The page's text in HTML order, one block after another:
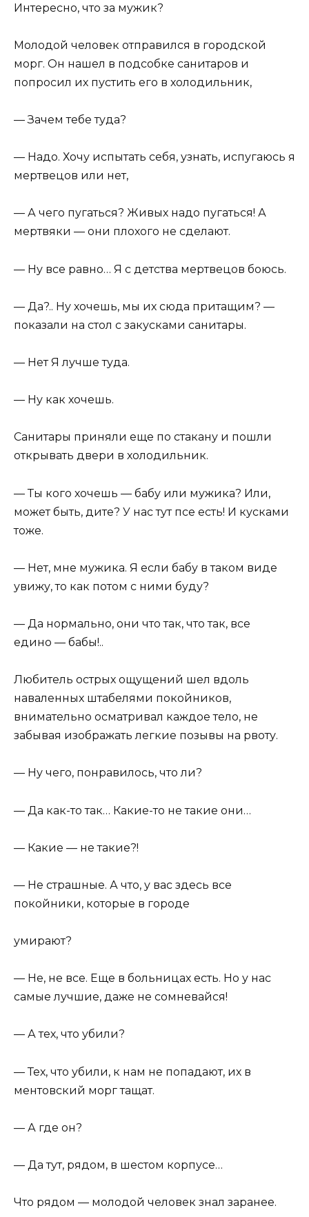
Интересно, что за мужик?
Молодой человек отправился в городской
морг. Он нашел в подсобке санитаров и
попросил их пустить его в холодильник,
— Зачем тебе туда?
— Надо. Хочу испытать себя, узнать, испугаюсь я
мертвецов или нет,
— А чего пугаться? Живых надо пугаться! А
мертвяки — они плохого не сделают.
— Ну все равно… Я с детства мертвецов боюсь.
— Да?.. Ну хочешь, мы их сюда притащим? —
показали на стол с закусками санитары.
— Нет Я лучше туда.
— Ну как хочешь.
Санитары приняли еще по стакану и пошли
открывать двери в холодильник.
— Ты кого хочешь — бабу или мужика? Или,
может быть, дите? У нас тут псе есть! И кусками
тоже.
— Нет, мне мужика. Я если бабу в таком виде
увижу, то как потом с ними буду?
— Да нормально, они что так, что так, все
едино — бабы!..
Любитель острых ощущений шел вдоль
наваленных штабелями покойников,
внимательно осматривал каждое тело, не
забывая изображать легкие позывы на рвоту.
— Ну чего, понравилось, что ли?
— Да как-то так… Какие-то не такие они…
— Какие — не такие?!
— Не страшные. А что, у вас здесь все
покойники, которые в городе
умирают?
— Не, не все. Еще в больницах есть. Но у нас
самые лучшие, даже не сомневайся!
— А тех, что убили?
— Тех, что убили, к нам не попадают, их в
ментовский морг тащат.
— А где он?
— Да тут, рядом, в шестом корпусе…
Что рядом — молодой человек знал заранее.